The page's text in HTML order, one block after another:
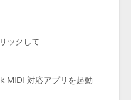
ックして
MIDI 対応アプリを起動